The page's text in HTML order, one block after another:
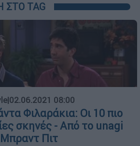
TAG
|02.06.2021 08:00
Φιλαράκια: Οι 10 πιο
σκηνές - Από το unagi
Πιτ